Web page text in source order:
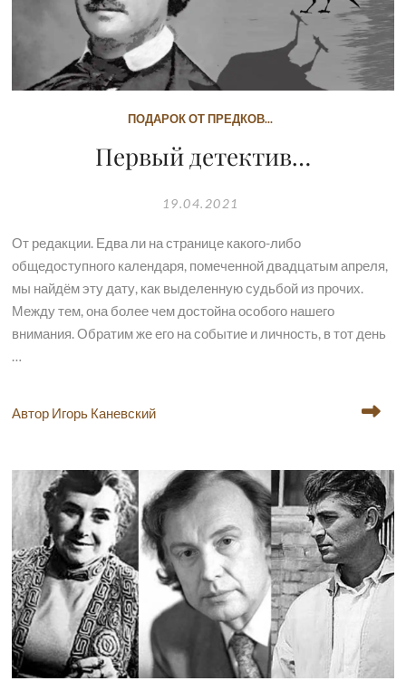
ПОДАРОК ОТ ПРЕДКОВ...
Первый детектив…
19.04.2021
От редакции. Едва ли на странице какого-либо
общедоступного календаря, помеченной двадцатым апреля,
мы найдём эту дату, как выделенную судьбой из прочих.
Между тем, она более чем достойна особого нашего
внимания. Обратим же его на событие и личность, в тот день
…
Автор Игорь Каневский